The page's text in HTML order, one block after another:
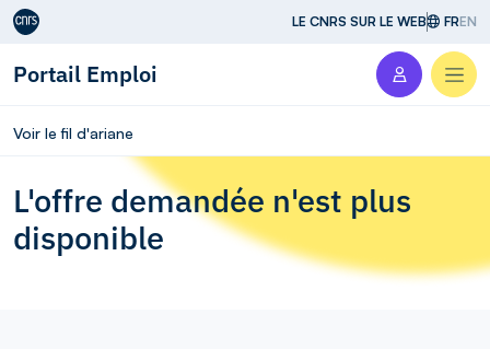
Aller au contenu LE CNRS SUR LE WEB FREN
Portail Emploi
Voir le fil d'ariane
L'offre demandée n'est plus
disponible